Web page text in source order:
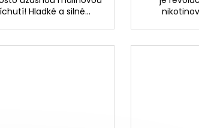
Hladké a silné...